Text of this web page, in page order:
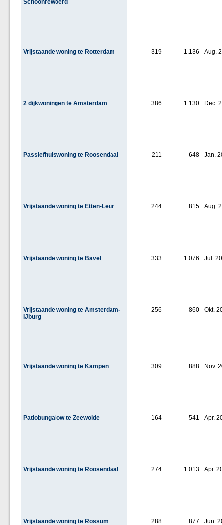
Schoonrewoerd
Vrijstaande woning te Rotterdam 319 1.136 Aug.
2 dijkwoningen te Amsterdam 386 1.130 Dec.
Passiefhuiswoning te Roosendaal 211 648 Jan.
Vrijstaande woning te Etten-Leur 244 815 Aug.
Vrijstaande woning te Bavel 333 1.076 Jul.
Vrijstaande woning te Amsterdam-
IJburg
256 860 Okt.
Vrijstaande woning te Kampen 309 888 Nov.
Patiobungalow te Zeewolde 164 541 Apr.
Vrijstaande woning te Roosendaal 274 1.013 Apr.
Vrijstaande woning te Rossum 288 877 Jun.